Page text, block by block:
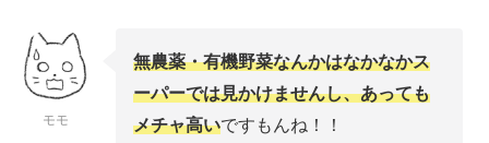
モモ
無農薬・有機野菜なんかはなかなかス
ーパーでは見かけませんし、あっても
メチャ高いですもんね！！